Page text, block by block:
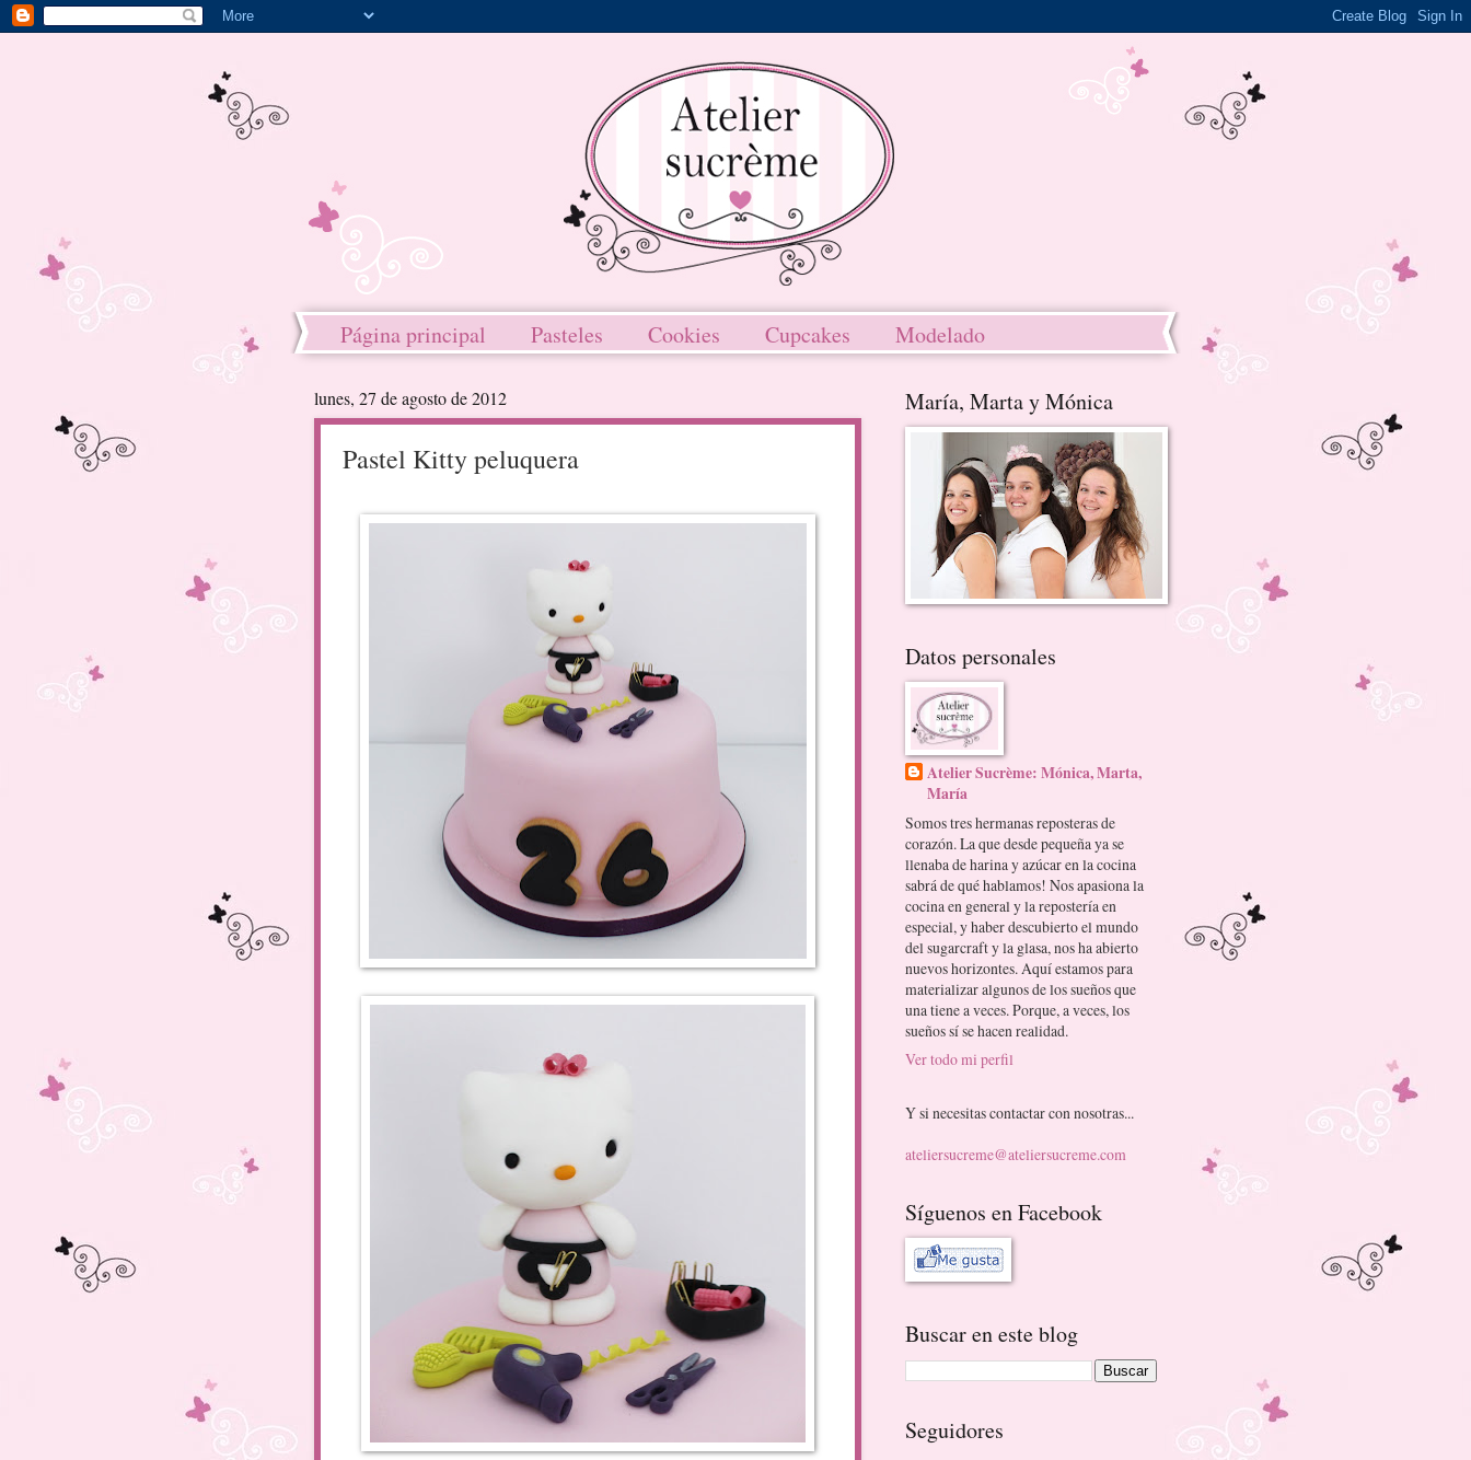
Página principal Pasteles Cookies Cupcakes Modelado
lunes, 27 de agosto de 2012
Pastel Kitty peluquera
María, Marta y Mónica
Datos personales
Atelier Sucrème: Mónica, Marta,
María
Somos tres hermanas reposteras de
corazón. La que desde pequeña ya se
llenaba de harina y azúcar en la cocina
sabrá de qué hablamos! Nos apasiona la
cocina en general y la repostería en
especial, y haber descubierto el mundo
del sugarcraft y la glasa, nos ha abierto
nuevos horizontes. Aquí estamos para
materializar algunos de los sueños que
una tiene a veces. Porque, a veces, los
sueños sí se hacen realidad.
Ver todo mi perfil
Y si necesitas contactar con nosotras...
ateliersucreme@ateliersucreme.com
Síguenos en Facebook
Buscar en este blog
Seguidores